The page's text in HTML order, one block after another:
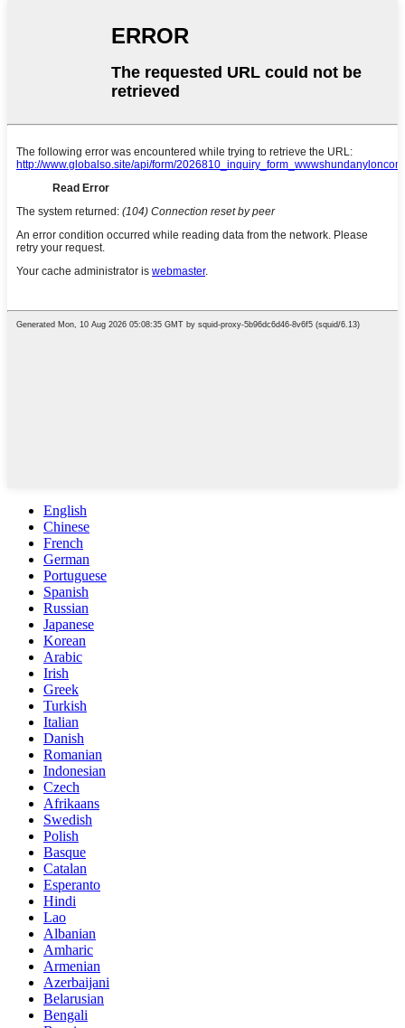
English
Chinese
French
German
Portuguese
Spanish
Russian
Japanese
Korean
Arabic
Irish
Greek
Turkish
Italian
Danish
Romanian
Indonesian
Czech
Afrikaans
Swedish
Polish
Basque
Catalan
Esperanto
Hindi
Lao
Albanian
Amharic
Armenian
Azerbaijani
Belarusian
Bengali